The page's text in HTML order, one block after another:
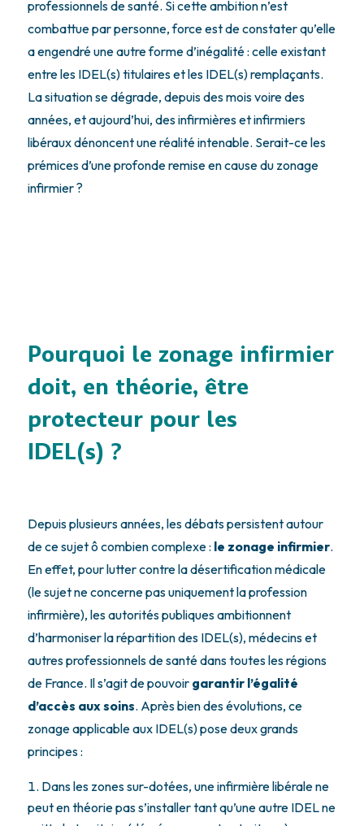
professionnels de santé. Si cette ambition n’est
combattue par personne, force est de constater qu’elle
a engendré une autre forme d’inégalité : celle existant
entre les IDEL(s) titulaires et les IDEL(s) remplaçants.
La situation se dégrade, depuis des mois voire des
années, et aujourd’hui, des infirmières et infirmiers
libéraux dénoncent une réalité intenable. Serait-ce les
prémices d’une profonde remise en cause du zonage
infirmier ?
Pourquoi le zonage infirmier
doit, en théorie, être
protecteur pour les
IDEL(s) ?
Depuis plusieurs années, les débats persistent autour
de ce sujet ô combien complexe : le zonage infirmier.
En effet, pour lutter contre la désertification médicale
(le sujet ne concerne pas uniquement la profession
infirmière), les autorités publiques ambitionnent
d’harmoniser la répartition des IDEL(s), médecins et
autres professionnels de santé dans toutes les régions
de France. Il s’agit de pouvoir garantir l’égalité
d’accès aux soins. Après bien des évolutions, ce
zonage applicable aux IDEL(s) pose deux grands
principes :
Dans les zones sur-dotées, une infirmière libérale ne
peut en théorie pas s’installer tant qu’une autre IDEL ne